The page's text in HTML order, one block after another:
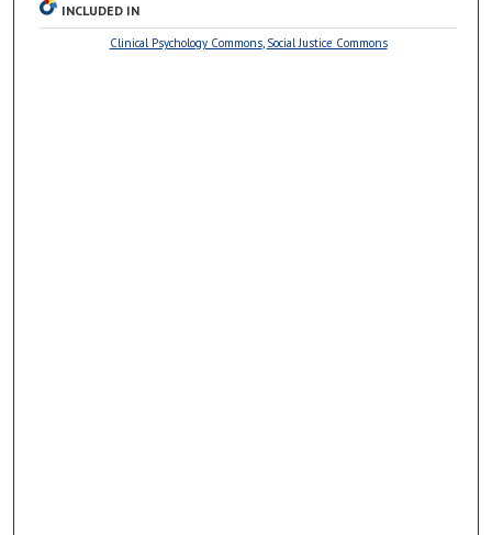
INCLUDED IN
Clinical Psychology Commons, Social Justice Commons